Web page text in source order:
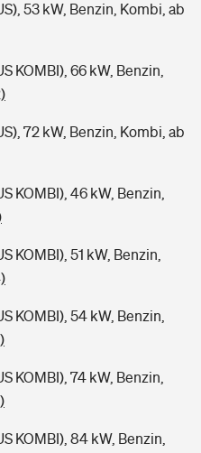
53 kW, Benzin, Kombi, ab
KOMBI), 66 kW, Benzin,
72 kW, Benzin, Kombi, ab
KOMBI), 46 kW, Benzin,
KOMBI), 51 kW, Benzin,
KOMBI), 54 kW, Benzin,
KOMBI), 74 kW, Benzin,
KOMBI), 84 kW, Benzin,